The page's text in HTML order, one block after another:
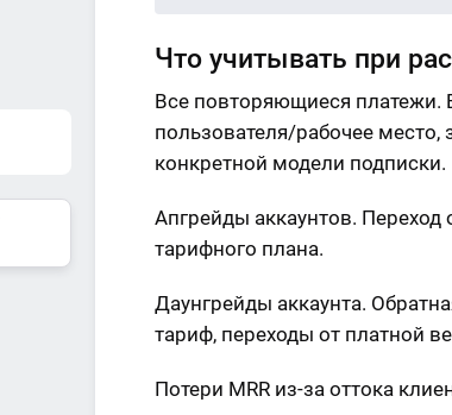
Что учитывать при
Все повторяющиеся платежи.
пользователя/рабочее место,
конкретной модели подписки.
Апгрейды аккаунтов. Переход
тарифного плана.
Даунгрейды аккаунта.
тариф, переходы от платной
Потери MRR из-за оттока